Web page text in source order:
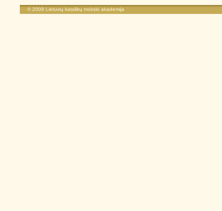
© 2009 Lietuvių katalikų mokslo akademija